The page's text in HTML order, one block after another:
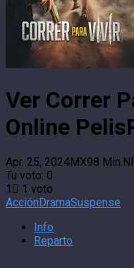
Ver Correr
Online
Apr. 25, 2024MX98 Min.
Tu voto: 0
1
1 voto
AcciónDramaSuspense
Info
Reparto